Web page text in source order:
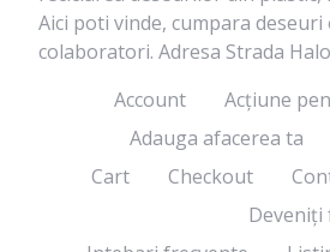
Aici poti vinde, cumpara
colaboratori. Adresa Strada
Account
Acțiune
Adauga afacerea ta
Cart
Checkout